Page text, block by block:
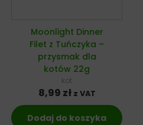
Moonlight Dinner
Filet z Tuńczyka –
przysmak dla
kotów 22g
kot
8,99 zł z VAT
Dodaj do koszyka